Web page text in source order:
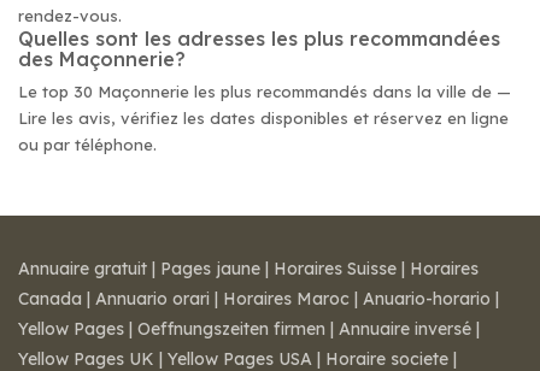
rendez-vous.
Quelles sont les adresses les plus recommandées
des Maçonnerie?
Le top 30 Maçonnerie les plus recommandés dans la ville de —
Lire les avis, vérifiez les dates disponibles et réservez en ligne
ou par téléphone.
Annuaire gratuit | Pages jaune | Horaires Suisse | Horaires
Canada | Annuario orari | Horaires Maroc | Anuario-horario |
Yellow Pages | Oeffnungszeiten firmen | Annuaire inversé |
Yellow Pages UK | Yellow Pages USA | Horaire societe |